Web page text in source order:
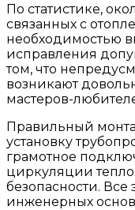
По статистике,
связанных с
необходимостью
исправления
том, что
возникают
мастеров-
Правильный
установку
грамотное
циркуляции
безопасности. Все
инженерных